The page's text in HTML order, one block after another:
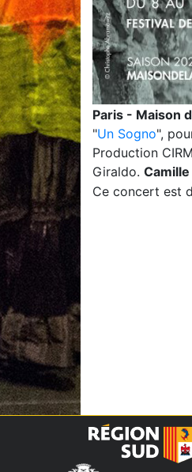
Paris - Maison
"Un Sogno",
Production
Giraldo.
Ce concert est